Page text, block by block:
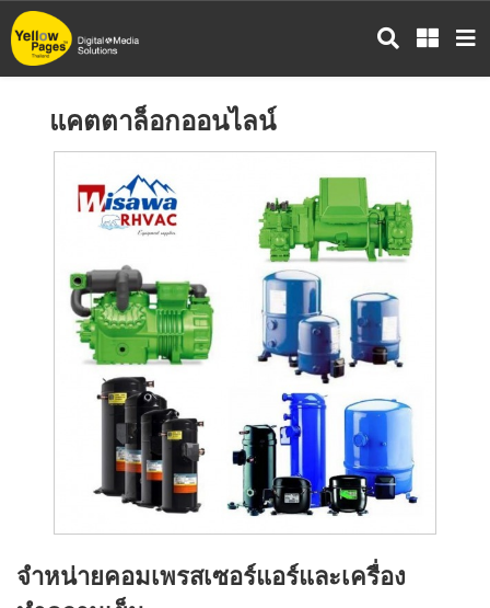
ข้าม
ไป
แคตตาล็อกออนไลน์
จำหน่ายคอมเพรสเซอร์แอร์และเครื่อง